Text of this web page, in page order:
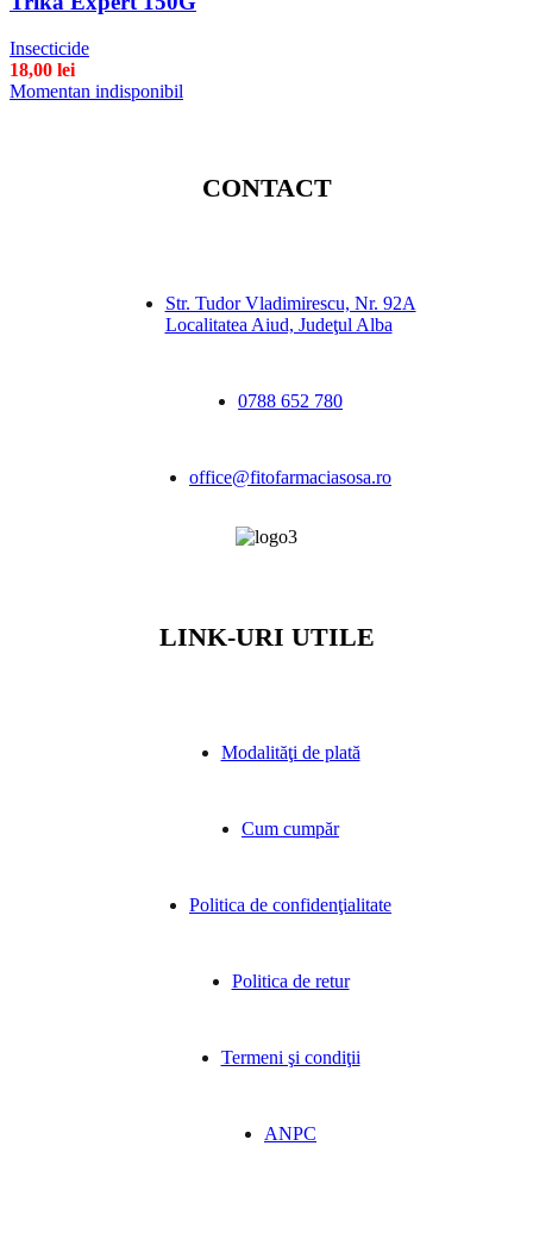
Insecticide
18,00 lei
Momentan indisponibil
CONTACT
Str. Tudor Vladimirescu, Nr. 92A
Localitatea Aiud, Judeţul Alba
0788 652 780
office@fitofarmaciasosa.ro
LINK-URI UTILE
Modalităţi de plată
Cum cumpăr
Politica de confidenţialitate
Politica de retur
Termeni şi condiţii
ANPC